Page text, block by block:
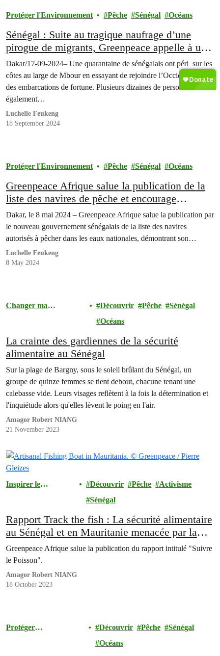
Protéger l'Environnement Pêche Sénégal Océans
Sénégal : Suite au tragique naufrage d’une
pirogue de migrants, Greenpeace appelle à un
“sauvetage” de la pêche artisanale.
Dakar/17-09-2024– Une quarantaine de sénégalais ont péri sur les
côtes au large de Mbour en essayant de rejoindre l’Occident dans
des embarcations de fortune. Plusieurs dizaines de personnes sont
également…
Luchelle Feukeng
18 September 2024
Protéger l'Environnement Pêche Sénégal Océans
Greenpeace Afrique salue la publication de la
liste des navires de pêche et encourage
l’adhésion du Sénégal à la FiTI
Dakar, le 8 mai 2024 – Greenpeace Afrique salue la publication par
le nouveau gouvernement sénégalais de la liste des navires
autorisés à pêcher dans les eaux nationales, démontrant son…
Luchelle Feukeng
8 May 2024
Changer ma
Découvrir Pêche
Sénégal
Océans
La crainte des gardiennes de la sécurité
alimentaire au Sénégal
Sur la plage de Bargny, sous le soleil brûlant du Sénégal, un
groupe de quinze femmes se tient debout, chacune tenant une
calebasse vide. Leurs visages reflètent à la fois la détermination et
l'inquiétude alors qu'elles lèvent le poing en l'air.
Amagor Robert NIANG
21 November 2023
Inspirer le
Découvrir Pêche
Activisme
Sénégal
Rapport Track the fish : La sécurité alimentaire
au Sénégal et en Mauritanie menacée par la
croissance de l’industrie de la farine et de
l’huile de poisson
Greenpeace Afrique salue la publication du rapport intitulé "Suivre
le Poisson".
Amagor Robert NIANG
18 October 2023
Protéger
Découvrir Pêche
Sénégal
Océans